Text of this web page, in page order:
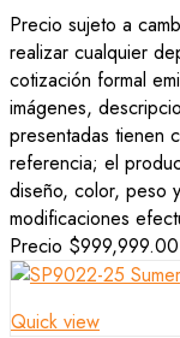
Precio sujeto a
realizar cualquier
cotización formal
imágenes,
presentadas tienen
referencia; el
diseño, color, peso
modificaciones
Precio $999,999.00
Quick view